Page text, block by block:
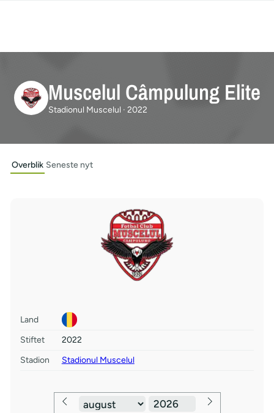
Muscelul Câmpulung Elite
Stadionul Muscelul · 2022
Overblik Seneste nyt
Land
Stiftet
2022
Stadion
Stadionul Muscelul